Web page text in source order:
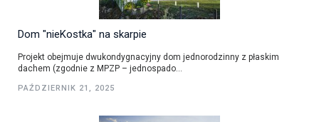
Dom "nieKostka" na skarpie
Projekt obejmuje dwukondygnacyjny dom jednorodzinny z płaskim
dachem (zgodnie z MPZP – jednospado...
PAŹDZIERNIK 21, 2025